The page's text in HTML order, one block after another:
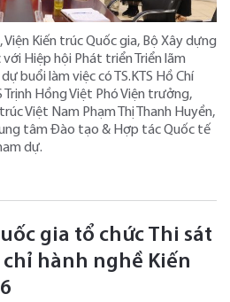
Kiến trúc Quốc gia, Bộ Xây dựng
Hiệp hội Phát triển Triển lãm
buổi làm việc có TS.KTS Hồ Chí
Trịnh Hồng Việt Phó Viện trưởng,
Việt Nam Phạm Thị Thanh Huyền,
tâm Đào tạo & Hợp tác Quốc tế
dự.
gia tổ chức Thi sát
chỉ hành nghề Kiến